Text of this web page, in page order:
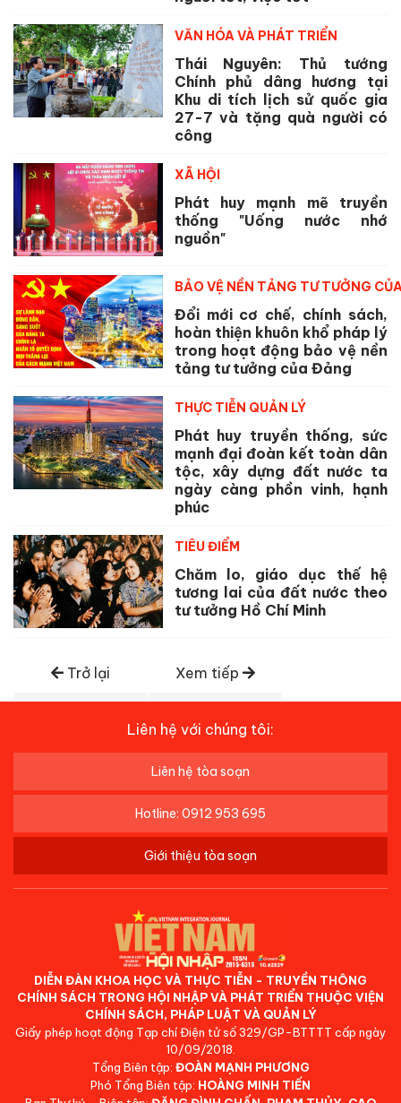
VĂN HÓA VÀ PHÁT TRIỂN
Thái Nguyên: Thủ tướng
Chính phủ dâng hương tại
Khu di tích lịch sử quốc gia
27-7 và tặng quà người có
công
XÃ HỘI
Phát huy mạnh mẽ truyền
thống "Uống nước nhớ
nguồn"
BẢO VỆ NỀN TẢNG TƯ TƯỞNG
Đổi mới cơ chế, chính sách,
hoàn thiện khuôn khổ pháp lý
trong hoạt động bảo vệ nền
tảng tư tưởng của Đảng
THỰC TIỄN QUẢN LÝ
Phát huy truyền thống, sức
mạnh đại đoàn kết toàn dân
tộc, xây dựng đất nước ta
ngày càng phồn vinh, hạnh
phúc
TIÊU ĐIỂM
Chăm lo, giáo dục thế hệ
tương lai của đất nước theo
tư tưởng Hồ Chí Minh
Trở lại Xem tiếp
Liên hệ với chúng tôi:
Liên hệ tòa soạn
Hotline: 0912 953 695
Giới thiệu tòa soạn
DIỄN ĐÀN KHOA HỌC VÀ THỰC TIỄN - TRUYỀN THÔNG
CHÍNH SÁCH TRONG HỘI NHẬP VÀ PHÁT TRIỂN THUỘC VIỆN
CHÍNH SÁCH, PHÁP LUẬT VÀ QUẢN LÝ
Giấy phép hoạt động Tạp chí Điện tử số 329/GP-BTTTT cấp ngày
10/09/2018.
Tổng Biên tập: ĐOÀN MẠNH PHƯƠNG
Phó Tổng Biên tập: HOÀNG MINH TIẾN